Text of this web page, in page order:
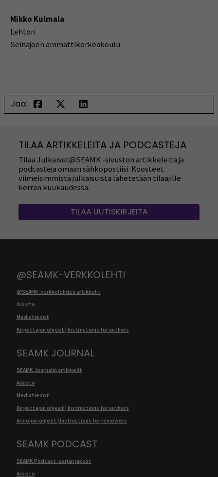
Mikko Kulmala
Lehtori
Seinäjoen ammattikorkeakoulu
Jaa:
TILAA ARTIKKELEITA JA PODCASTEJA
Tilaa Julkaisut@SEAMK -sivuston artikkeleita ja
podcasteja omaan sähköpostiisi. Koosteet
viimeisimmistä julkaisuista lähetetään tilaajille
kerran kuukaudessa.
TILAA UUTISKIRJEITÄ
@SEAMK-VERKKOLEHTI
@SEAMK-verkkolehden artikkelit
Arkisto
Mediatiedot
Kirjoittajan ohjeet | Instructions for authors
SEAMK JOURNAL
SEAMK Journalin artikkelit
Arkisto
Mediatiedot
Kirjoittajan ohjeet | Instructions for authors
Arvioijan ohjeet | Instructions for reviewers
SEAMK PODCAST
SEAMK Podcast -sarjan jaksot
Arkisto